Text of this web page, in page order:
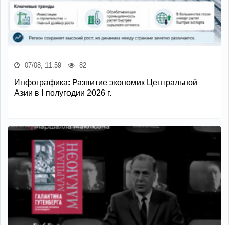
07/08, 11:59 82
Инфографика: Развитие экономик Центральной
Азии в I полугодии 2026 г.